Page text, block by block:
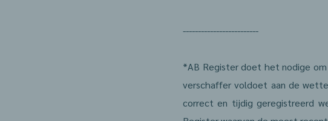
-------------------------
*AB Register doet het nodige
verschaffer voldoet aan de
correct en tijdig geregistreerd